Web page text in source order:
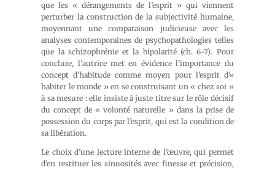
que les « dérangements de l’esprit » qui viennent
perturber la construction de la subjectivité humaine,
moyennant une comparaison judicieuse avec les
analyses contemporaines de psychopathologies telles
que la schizophrénie et la bipolarité (ch. 6-7). Pour
conclure, l’autrice met en évidence l’importance du
concept d’habitude comme moyen pour l’esprit d’«
habiter le monde » en se construisant un « chez soi »
à sa mesure : elle insiste à juste titre sur le rôle décisif
du concept de « volonté naturelle » dans la prise de
possession du corps par l’esprit, qui est la condition de
sa libération.
Le choix d’une lecture interne de l’œuvre, qui permet
d’en restituer les sinuosités avec finesse et précision,